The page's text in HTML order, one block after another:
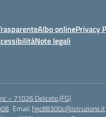
Albo onlinePrivacy
Note legali
– 71026 Deliceto (FG)
Email:fgic88300c@istruzione.it